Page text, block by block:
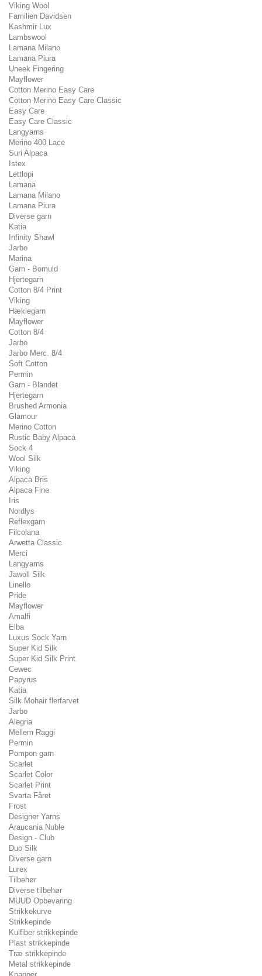
Viking Wool
Familien Davidsen
Kashmir Lux
Lambswool
Lamana Milano
Lamana Piura
Uneek Fingering
Mayflower
Cotton Merino Easy Care
Cotton Merino Easy Care Classic
Easy Care
Easy Care Classic
Langyarns
Merino 400 Lace
Suri Alpaca
Istex
Lettlopi
Lamana
Lamana Milano
Lamana Piura
Diverse garn
Katia
Infinity Shawl
Jarbo
Marina
Garn - Bomuld
Hjertegarn
Cotton 8/4 Print
Viking
Hæklegarn
Mayflower
Cotton 8/4
Jarbo
Jarbo Merc. 8/4
Soft Cotton
Permin
Garn - Blandet
Hjertegarn
Brushed Armonia
Glamour
Merino Cotton
Rustic Baby Alpaca
Sock 4
Wool Silk
Viking
Alpaca Bris
Alpaca Fine
Iris
Nordlys
Reflexgarn
Filcolana
Arwetta Classic
Merci
Langyarns
Jawoll Silk
Linello
Pride
Mayflower
Amalfi
Elba
Luxus Sock Yarn
Super Kid Silk
Super Kid Silk Print
Cewec
Papyrus
Katia
Silk Mohair flerfarvet
Jarbo
Alegria
Mellem Raggi
Permin
Pompon garn
Scarlet
Scarlet Color
Scarlet Print
Svarta Fåret
Frost
Designer Yarns
Araucania Nuble
Design - Club
Duo Silk
Diverse garn
Lurex
Tilbehør
Diverse tilbehør
MUUD Opbevaring
Strikkekurve
Strikkepinde
Kulfiber strikkepinde
Plast strikkepinde
Træ strikkepinde
Metal strikkepinde